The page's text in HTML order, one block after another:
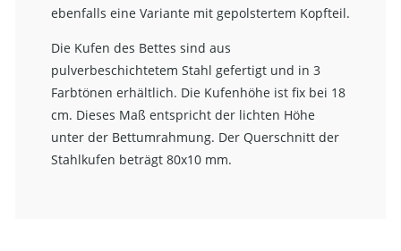
ebenfalls eine Variante mit gepolstertem Kopfteil.
Die Kufen des Bettes sind aus
pulverbeschichtetem Stahl gefertigt und in 3
Farbtönen erhältlich. Die Kufenhöhe ist fix bei 18
cm. Dieses Maß entspricht der lichten Höhe
unter der Bettumrahmung. Der Querschnitt der
Stahlkufen beträgt 80x10 mm.